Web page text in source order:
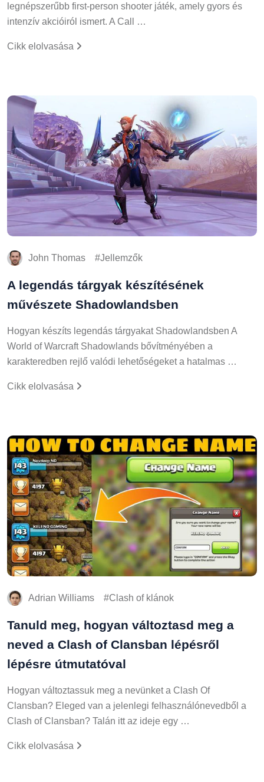
legnépszerűbb first-person shooter játék, amely gyors és
intenzív akcióiról ismert. A Call …
Cikk elolvasása
John Thomas Jellemzők
A legendás tárgyak készítésének
művészete Shadowlandsben
Hogyan készíts legendás tárgyakat Shadowlandsben A
World of Warcraft Shadowlands bővítményében a
karakteredben rejlő valódi lehetőségeket a hatalmas …
Cikk elolvasása
Adrian Williams Clash of klánok
Tanuld meg, hogyan változtasd meg a
neved a Clash of Clansban lépésről
lépésre útmutatóval
Hogyan változtassuk meg a nevünket a Clash Of
Clansban? Eleged van a jelenlegi felhasználónevedből a
Clash of Clansban? Talán itt az ideje egy …
Cikk elolvasása